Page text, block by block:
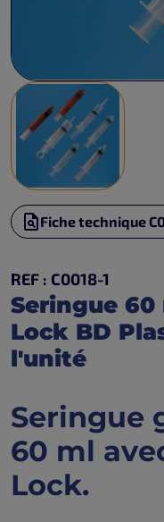
Fiche technique
REF : C0018-1
Seringue
Lock BD
l'unité
Seringue
60 ml
Lock.